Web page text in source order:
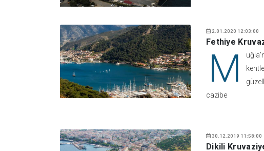
2.01.2020 12:03:00
Fethiye
M
cazibe
30.12.2019 11:58:00
Dikili